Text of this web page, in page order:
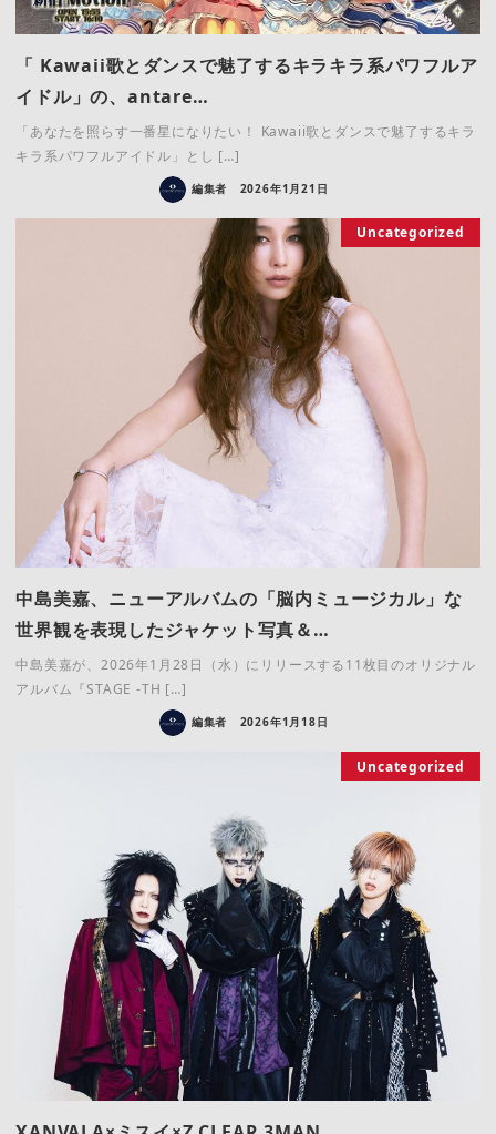
「 Kawaii歌とダンスで魅了するキラキラ系パワフルア
イドル」の、antare…
「あなたを照らす一番星になりたい！ Kawaii歌とダンスで魅了するキラ
キラ系パワフルアイドル」とし […]
編集者 2026年1月21日
Uncategorized
中島美嘉、ニューアルバムの「脳内ミュージカル」な
世界観を表現したジャケット写真＆…
中島美嘉が、2026年1月28日（水）にリリースする11枚目のオリジナル
アルバム『STAGE -TH […]
編集者 2026年1月18日
Uncategorized